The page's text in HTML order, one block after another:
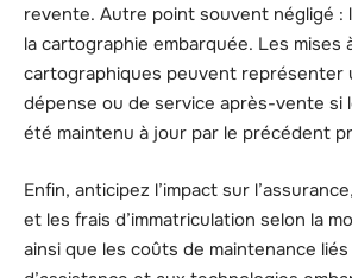
revente. Autre point souvent négligé :
la cartographie embarquée. Les mises
cartographiques peuvent représenter
dépense ou de service après-vente si
été maintenu à jour par le précédent
Enfin, anticipez l’impact sur
et les frais d’immatriculation selon la
ainsi que les coûts de maintenance